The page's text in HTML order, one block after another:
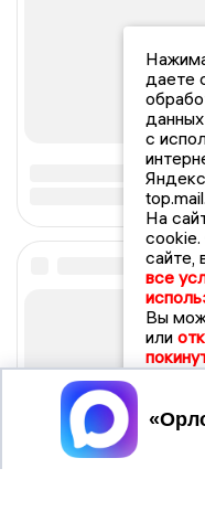
даете
данных
с
На
cookie.
сайте,
все
Вы
или